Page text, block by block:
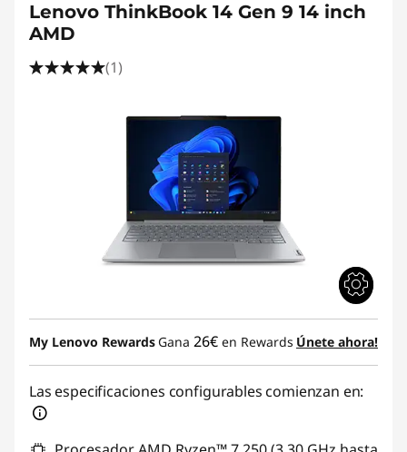
Lenovo ThinkBook 14 Gen 9 14 inch
AMD
(1)
My Lenovo Rewards Gana 26€ en Rewards Únete ahora!
Las especificaciones configurables comienzan en: